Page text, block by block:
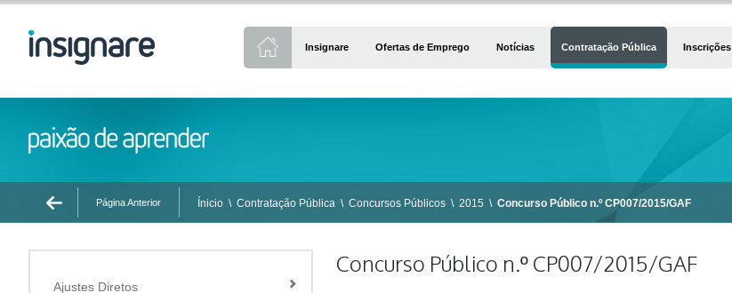
Insignare Ofertas de Emprego Notícias Contratação Pública Inscrições
Página Anterior Ínicio \ Contratação Pública \ Concursos Públicos \ 2015 \ Concurso Público n.º CP007/2015/GAF
Ajustes Diretos
Concurso Público n.º CP007/2015/GAF